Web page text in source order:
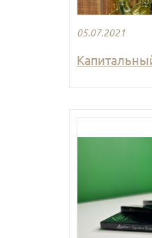
05.07.2021